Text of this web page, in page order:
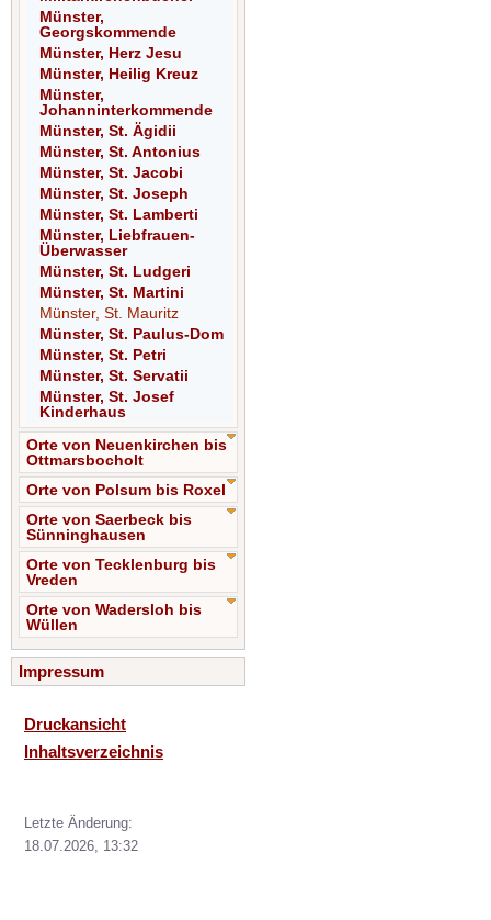
Münster,
Georgskommende
Münster, Herz Jesu
Münster, Heilig Kreuz
Münster,
Johanninterkommende
Münster, St. Ägidii
Münster, St. Antonius
Münster, St. Jacobi
Münster, St. Joseph
Münster, St. Lamberti
Münster, Liebfrauen-
Überwasser
Münster, St. Ludgeri
Münster, St. Martini
Münster, St. Mauritz
Münster, St. Paulus-Dom
Münster, St. Petri
Münster, St. Servatii
Münster, St. Josef
Kinderhaus
Orte von Neuenkirchen bis
Ottmarsbocholt
Orte von Polsum bis Roxel
Orte von Saerbeck bis
Sünninghausen
Orte von Tecklenburg bis
Vreden
Orte von Wadersloh bis
Wüllen
Impressum
Druckansicht
Inhaltsverzeichnis
Letzte Änderung:
18.07.2026, 13:32